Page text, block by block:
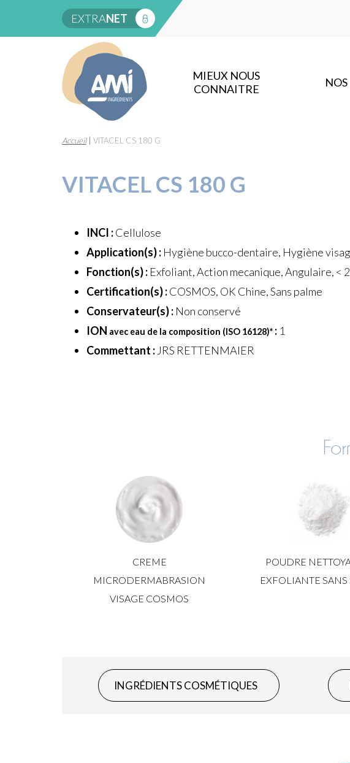
EXTRANET
MIEUX NOUS
CONNAITRE
Accueil| VITACEL CS 180 G
VITACEL CS 180 G
INCI :Cellulose
Application(s) :Hygiène bucco-dentaire, Hygiène
Fonction(s) :Exfoliant, Action mecanique, Angulaire, <
Certification(s) :COSMOS, OK Chine, Sans palme
Conservateur(s) :Non conservé
ION avec eau de la composition (ISO 16128)*:1
Commettant :JRS RETTENMAIER
CREME
MICRODERMABRASION
VISAGE COSMOS
POUDRE
EXFOLIANTE SANS
INGRÉDIENTS COSMÉTIQUES